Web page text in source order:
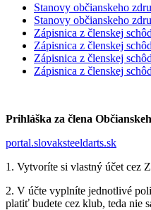
Stanovy občianskeho
Stanovy občianskeho
Zápisnica z členskej
Zápisnica z členskej
Zápisnica z členskej
Zápisnica z členskej
Prihláška za člena
portal.slovaksteeldarts.sk
1. Vytvoríte si vlastný účet cez
2. V účte vyplníte jednotlivé
platiť budete cez klub, teda nie